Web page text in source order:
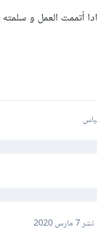
أتممت العمل و
نشر7 مارس 2020